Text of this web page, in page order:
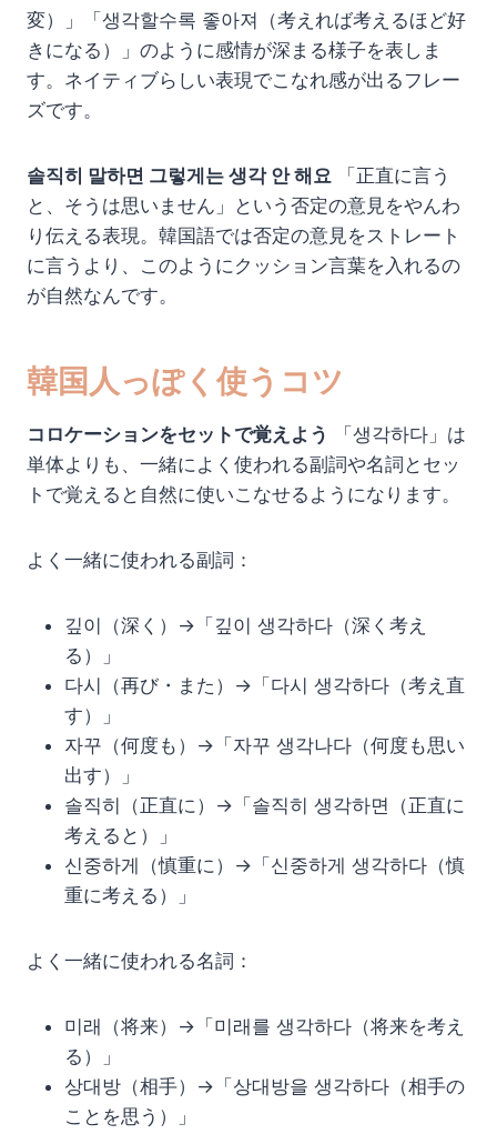
変）」「생각할수록 좋아져（考えれば考えるほど好
きになる）」のように感情が深まる様子を表しま
す。ネイティブらしい表現でこなれ感が出るフレー
ズです。
솔직히 말하면 그렇게는 생각 안 해요 「正直に言う
と、そうは思いません」という否定の意見をやんわ
り伝える表現。韓国語では否定の意見をストレート
に言うより、このようにクッション言葉を入れるの
が自然なんです。
韓国人っぽく使うコツ
コロケーションをセットで覚えよう
「생각하다」は
単体よりも、一緒によく使われる副詞や名詞とセッ
トで覚えると自然に使いこなせるようになります。
よく一緒に使われる副詞：
깊이（深く）→「깊이 생각하다（深く考え
る）」
다시（再び・また）→「다시 생각하다（考え直
す）」
자꾸（何度も）→「자꾸 생각나다（何度も思い
出す）」
솔직히（正直に）→「솔직히 생각하면（正直に
考えると）」
신중하게（慎重に）→「신중하게 생각하다（慎
重に考える）」
よく一緒に使われる名詞：
미래（将来）→「미래를 생각하다（将来を考え
る）」
상대방（相手）→「상대방을 생각하다（相手の
ことを思う）」